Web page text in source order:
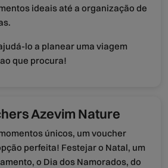
ideais até a organização de
lo a planear uma viagem
que procura!
Azevim Nature
únicos, um voucher
perfeita! Festejar o Natal, um
o Dia dos Namorados, do